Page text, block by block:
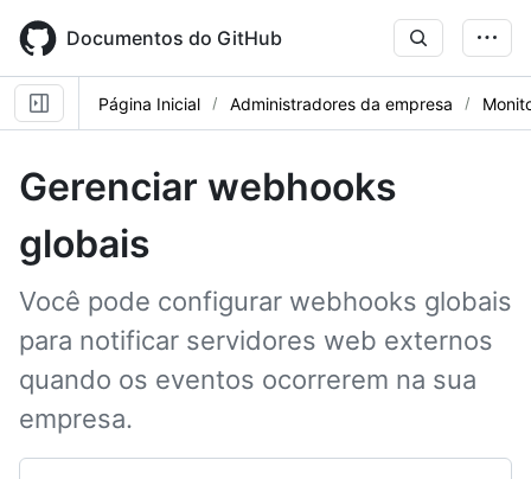
main
content
Documentos do GitHub
Página Inicial Administradores da empresa
Gerenciar webhooks
globais
Você pode configurar webhooks globais
para notificar servidores web externos
quando os eventos ocorrerem na sua
empresa.